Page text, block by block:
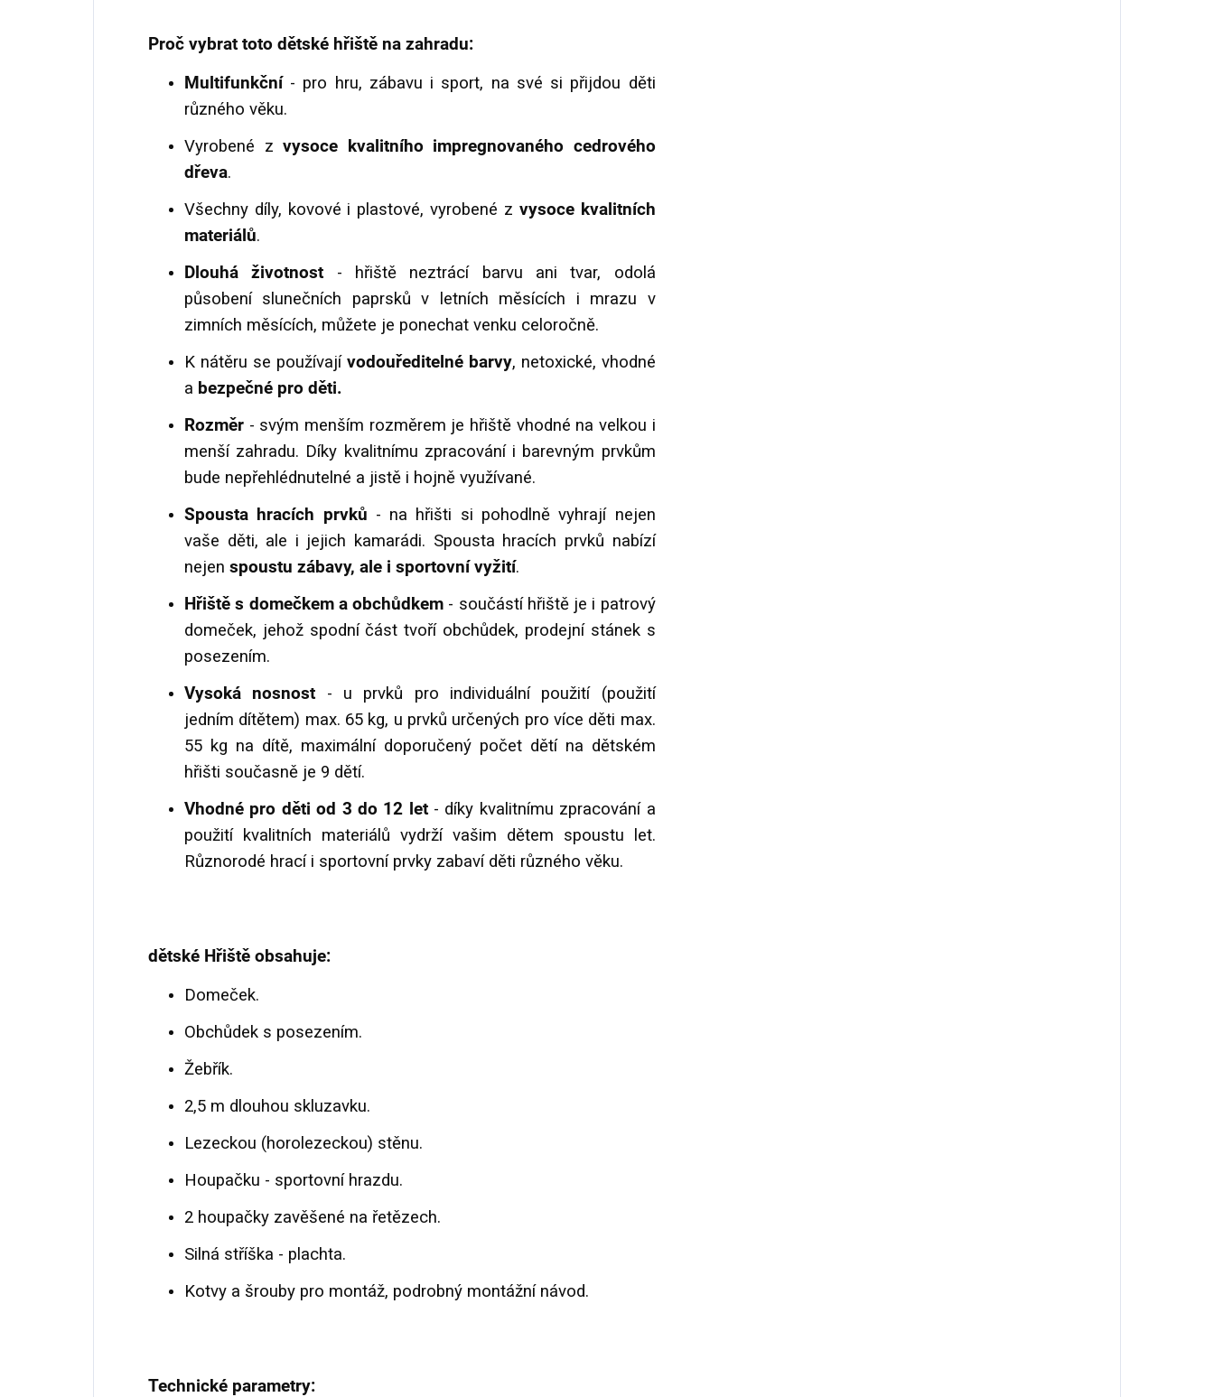
Proč vybrat toto dětské hřiště na zahradu:
Multifunkční- pro hru, zábavu i sport, na své si přijdou děti
různého věku.
Vyrobené zvysoce kvalitního impregnovaného cedrového
dřeva.
Všechny díly, kovové i plastové, vyrobené z vysoce kvalitních
materiálů.
Dlouhá životnost - hřiště neztrácí barvu ani tvar, odolá
působení slunečních paprsků v letních měsících i mrazu v
zimních měsících, můžete je ponechat venku celoročně.
K nátěru se používají vodouředitelné barvy, netoxické, vhodné
a bezpečné pro děti.
Rozměr - svým menším rozměrem je hřiště vhodné na velkou i
menší zahradu. Díky kvalitnímu zpracování i barevným prvkům
bude nepřehlédnutelné a jistě i hojně využívané.
Spousta hracích prvků - na hřišti si pohodlně vyhrají nejen
vaše děti, ale i jejich kamarádi. Spousta hracích prvků nabízí
nejen spoustu zábavy, ale i sportovní vyžití.
Hřiště s domečkem a obchůdkem - součástí hřiště je i patrový
domeček, jehož spodní část tvoří obchůdek, prodejní stánek s
posezením.
Vysoká nosnost - u prvků pro individuální použití (použití
jedním dítětem) max. 65 kg, u prvků určených pro více děti max.
55 kg na dítě, maximální doporučený počet dětí na dětském
hřišti současně je 9 dětí.
Vhodné pro děti od 3 do 12 let- díky kvalitnímu zpracování a
použití kvalitních materiálů vydrží vašim dětem spoustu let.
Různorodé hrací i sportovní prvky zabaví děti různého věku.
dětské Hřiště obsahuje:
Domeček.
Obchůdek s posezením.
Žebřík.
2,5 m dlouhou skluzavku.
Lezeckou (horolezeckou) stěnu.
Houpačku - sportovní hrazdu.
2 houpačky zavěšené na řetězech.
Silná stříška - plachta.
Kotvy a šrouby pro montáž, podrobný montážní návod.
Technické parametry: